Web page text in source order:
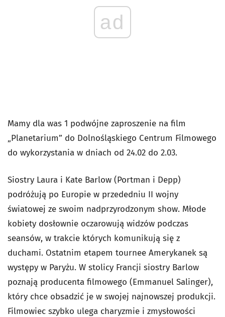
ad
Mamy dla was 1 podwójne zaproszenie na film
„Planetarium” do Dolnośląskiego Centrum Filmowego
do wykorzystania w dniach od 24.02 do 2.03.
Siostry Laura i Kate Barlow (Portman i Depp)
podróżują po Europie w przededniu II wojny
światowej ze swoim nadprzyrodzonym show. Młode
kobiety dosłownie oczarowują widzów podczas
seansów, w trakcie których komunikują się z
duchami. Ostatnim etapem tournee Amerykanek są
występy w Paryżu. W stolicy Francji siostry Barlow
poznają producenta filmowego (Emmanuel Salinger),
który chce obsadzić je w swojej najnowszej produkcji.
Filmowiec szybko ulega charyzmie i zmysłowości